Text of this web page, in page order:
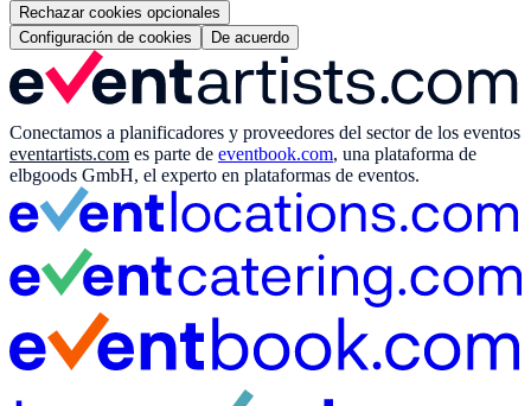
Rechazar cookies opcionales
Configuración de cookies
De acuerdo
Conectamos a planificadores y proveedores del sector de los eventos
eventartists.com es parte de eventbook.com, una plataforma de
elbgoods GmbH, el experto en plataformas de eventos.